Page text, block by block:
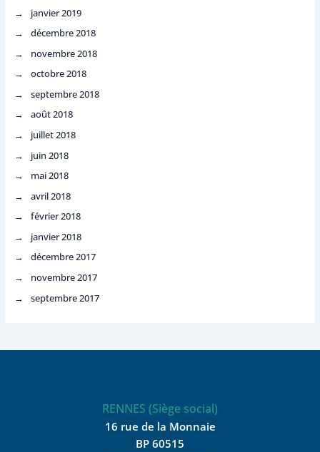
janvier 2019
décembre 2018
novembre 2018
octobre 2018
septembre 2018
août 2018
juillet 2018
juin 2018
mai 2018
avril 2018
février 2018
janvier 2018
décembre 2017
novembre 2017
septembre 2017
RENNES (Siège social)
16 rue de la Monnaie
BP 60515